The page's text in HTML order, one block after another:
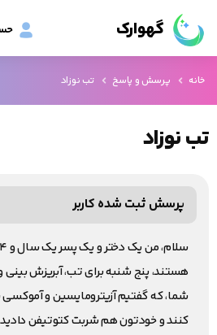
گهوارک
خانه پرسش و پاسخ تب نوزاد
تب نوزاد
پرسش ثبت شده کاربر
هستند، پنج شنبه برای تب، آبریزش
شما، که گفتیم آزیترومایسین و
کنند و خودتون هم شربت کتوتیفن